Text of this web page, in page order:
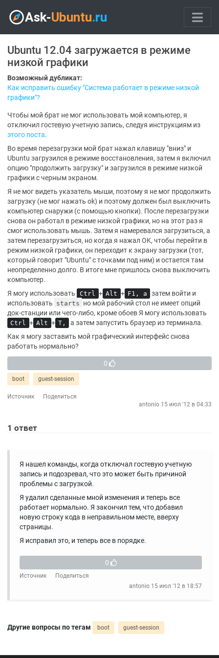
Ubuntu 12.04 загружается в режиме
низкой графики
Возможный дубликат:
Как исправить ошибку "Система работает в режиме низкой
графики"?
Чтобы мой брат не мог использовать мой компьютер, я
отключил гостевую учетную запись, следуя инструкциям из
этого поста.
Во время перезагрузки мой брат нажал клавишу "вниз" и
Ubuntu загрузился в режиме восстановления, затем я включил
опцию "продолжить загрузку" и загрузился в режиме низкой
графики с черным экраном.
Я не мог видеть указатель мыши, поэтому я не мог продолжить
загрузку (не мог нажать ok) и поэтому должен был выключить
компьютер снаружи (с помощью кнопки). После перезагрузки
снова он работал в режиме низкой графики, но на этот раз я
смог использовать мышь. Затем я намеревался загрузиться, а
затем перезагрузиться, но когда я нажал OK, чтобы перейти в
режим низкой графики, он переходит к экрану загрузки (тот,
который говорит "Ubuntu" с точками под ним) и остается там
неопределенно долго. В итоге мне пришлось снова выключить
компьютер.
Я могу использовать
Ctrl + Alt + F1, а
затем войти и
использовать starts но мой рабочий стол не имеет опций
док-станции или чего-либо, кроме обоев Я могу использовать
Ctrl + Alt + T,
а затем запустить браузер из терминала.
Как я могу заставить мой графический интерфейс снова
работать нормально?
0
boot guest-session
Источник
Поделиться
antonio 15 июл '12 в 04:33
1 ответ
Я нашел команды, когда отключал гостевую учетную
запись и подозревал, что это может быть причиной
проблемы с загрузкой.
Я удалил сделанные мной изменения и теперь все
работает нормально. Я закончил тем, что добавил
новую строку кода в неправильном месте, вверху
страницы.
Я исправил это, и теперь все в порядке.
0
Источник
Поделиться
antonio 15 июл '12 в 18:57
Другие вопросы по тегам boot guest-session